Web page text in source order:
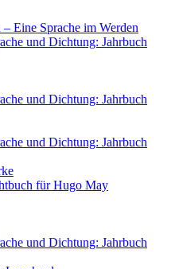
Eine Sprache im Werden
und Dichtung: Jahrbuch
und Dichtung: Jahrbuch
und Dichtung: Jahrbuch
für Hugo May
und Dichtung: Jahrbuch